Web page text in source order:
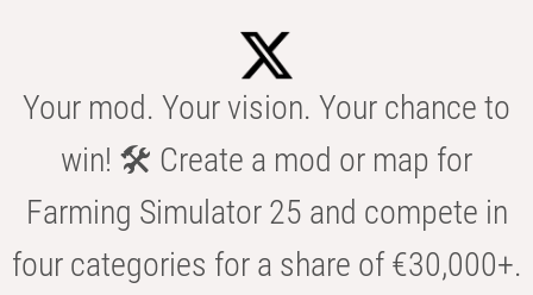
Your mod. Your vision. Your chance to
win! 🛠️ Create a mod or map for
Farming Simulator 25 and compete in
four categories for a share of €30,000+.